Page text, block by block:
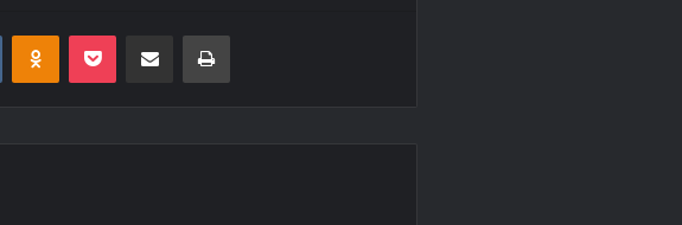
VKontakteOdnoklassniki
Pocket E-Posta ile paylaş Yazdır